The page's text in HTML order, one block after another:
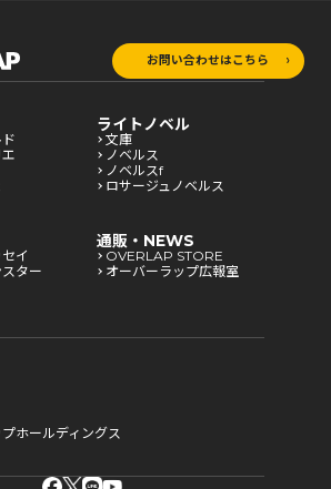
お問い合わせはこちら
ライトノベル
文庫
ノベルス
ノベルスf
ロサージュノベルス
イ
ター
通販・NEWS
OVERLAP STORE
オーバーラップ広報室
ホールディングス